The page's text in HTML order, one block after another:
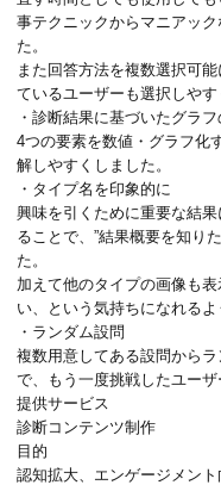
事テクニックからマニアッ
た。
また回答方法を複数選択可
ているユーザーも選択しやす
・診断結果に基づいたグラ
4つの要素を数値・グラフ化
解しやすくしました。
・タイプ名を印象的に
興味を引くために重要な結
ることで、”結果概要を知り
た。
加えて他のタイプの画像も
い、という気持ちになれるよ
・ランダム設問
複数用意してある設問から
で、もう一度挑戦したユー
提供サービス
診断コンテンツ制作
目的
認知拡大、エンゲージメント